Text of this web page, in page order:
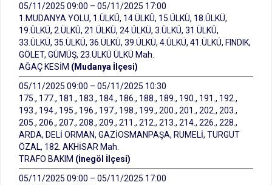
05/11/2025 09:00 – 05/11/2025 17:00
1.MUDANYA YOLU, 1.ÜLKÜ, 14.ÜLKÜ, 15.ÜLKÜ, 18.ÜLKÜ,
19.ÜLKÜ, 2.ÜLKÜ, 21.ÜLKÜ, 24.ÜLKÜ, 3.ÜLKÜ, 31.ÜLKÜ,
33.ÜLKÜ, 35.ÜLKÜ, 36.ÜLKÜ, 39.ÜLKÜ, 4.ÜLKÜ, 41.ÜLKÜ, FINDIK,
GÖLET, GÜMÜŞ, 23.ÜLKÜ ÜLKÜ Mah.
AĞAÇ KESİM (Mudanya İlçesi)
05/11/2025 09:00 – 05/11/2025 10:30
175., 177., 181., 183., 184., 186., 188., 189., 190., 191., 192.,
193., 194., 195., 196., 197., 198., 199., 200., 201., 202., 203.,
205., 206., 207., 208., 209., 211., 212., 213., 214., 226., 228.,
ARDA, DELİ ORMAN, GAZİOSMANPAŞA, RUMELİ, TURGUT
ÖZAL, 182. AKHİSAR Mah.
TRAFO BAKIM (İnegöl İlçesi)
05/11/2025 09:00 – 05/11/2025 17:00